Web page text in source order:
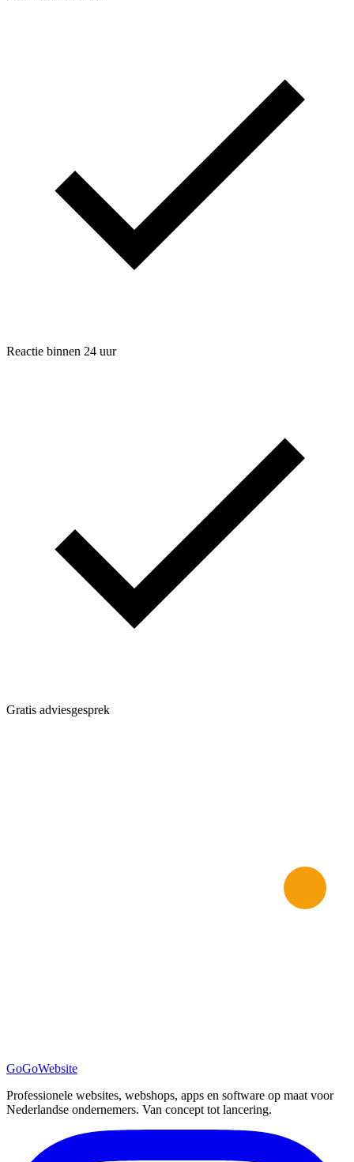
Reactie binnen 24 uur
Gratis adviesgesprek
GoGoWebsite
Professionele websites, webshops, apps en software op maat voor
Nederlandse ondernemers. Van concept tot lancering.